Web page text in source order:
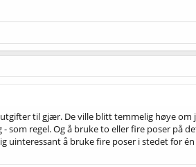
til gjær. De ville blitt temmelig høye om
som regel. Og å bruke to eller fire poser på
uinteressant å bruke fire poser i stedet for